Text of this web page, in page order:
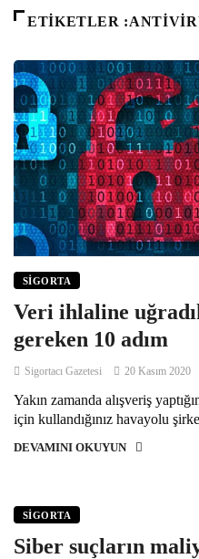
ETIKETLER
SIGORTA
Veri ihlaline
gereken 10 adım
Sigortacı Gazetesi 20 Kasım 2020
Yakın zamanda alışveriş
için kullandığınız havayolu
DEVAMINI OKUYUN
SIGORTA
Siber suçların